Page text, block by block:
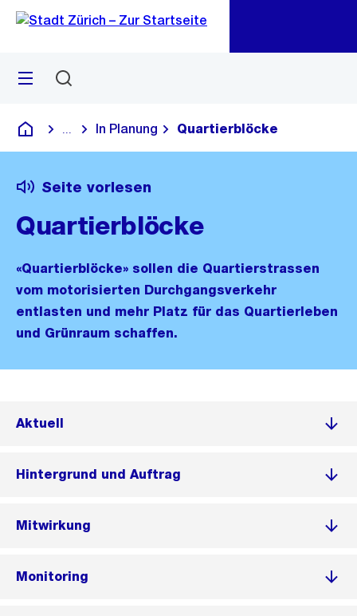
Navigation
Sprunglink
Menü
Deutsch
Blende alle Breadcrumbs ein
In Planung Quartierblöcke
Seite vorlesen
Quartierblöcke
«Quartierblöcke» sollen die Quartierstrassen
vom motorisierten Durchgangsverkehr
entlasten und mehr Platz für das Quartierleben
und Grünraum schaffen.
Aktuell
Hintergrund und Auftrag
Mitwirkung
Monitoring